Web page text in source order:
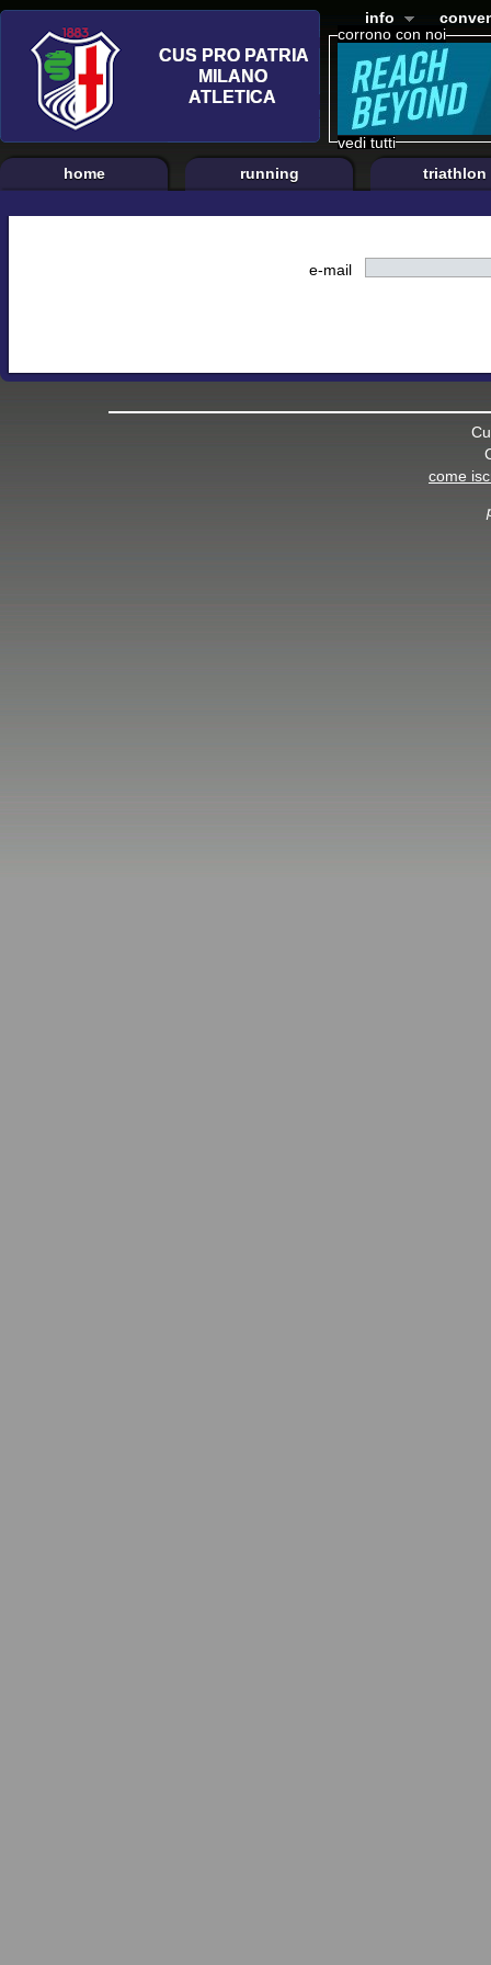
corrono con noi
vedi tutti
info
home running triathlon
e-mail
come